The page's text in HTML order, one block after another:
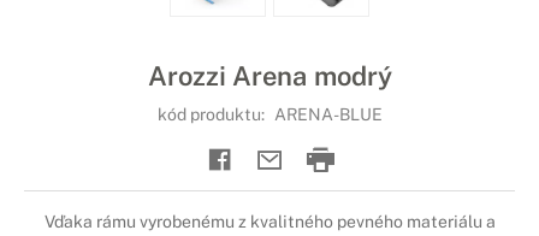
Arozzi Arena modrý
kód produktu: ARENA-BLUE
Vďaka rámu vyrobenému z kvalitného pevného materiálu a